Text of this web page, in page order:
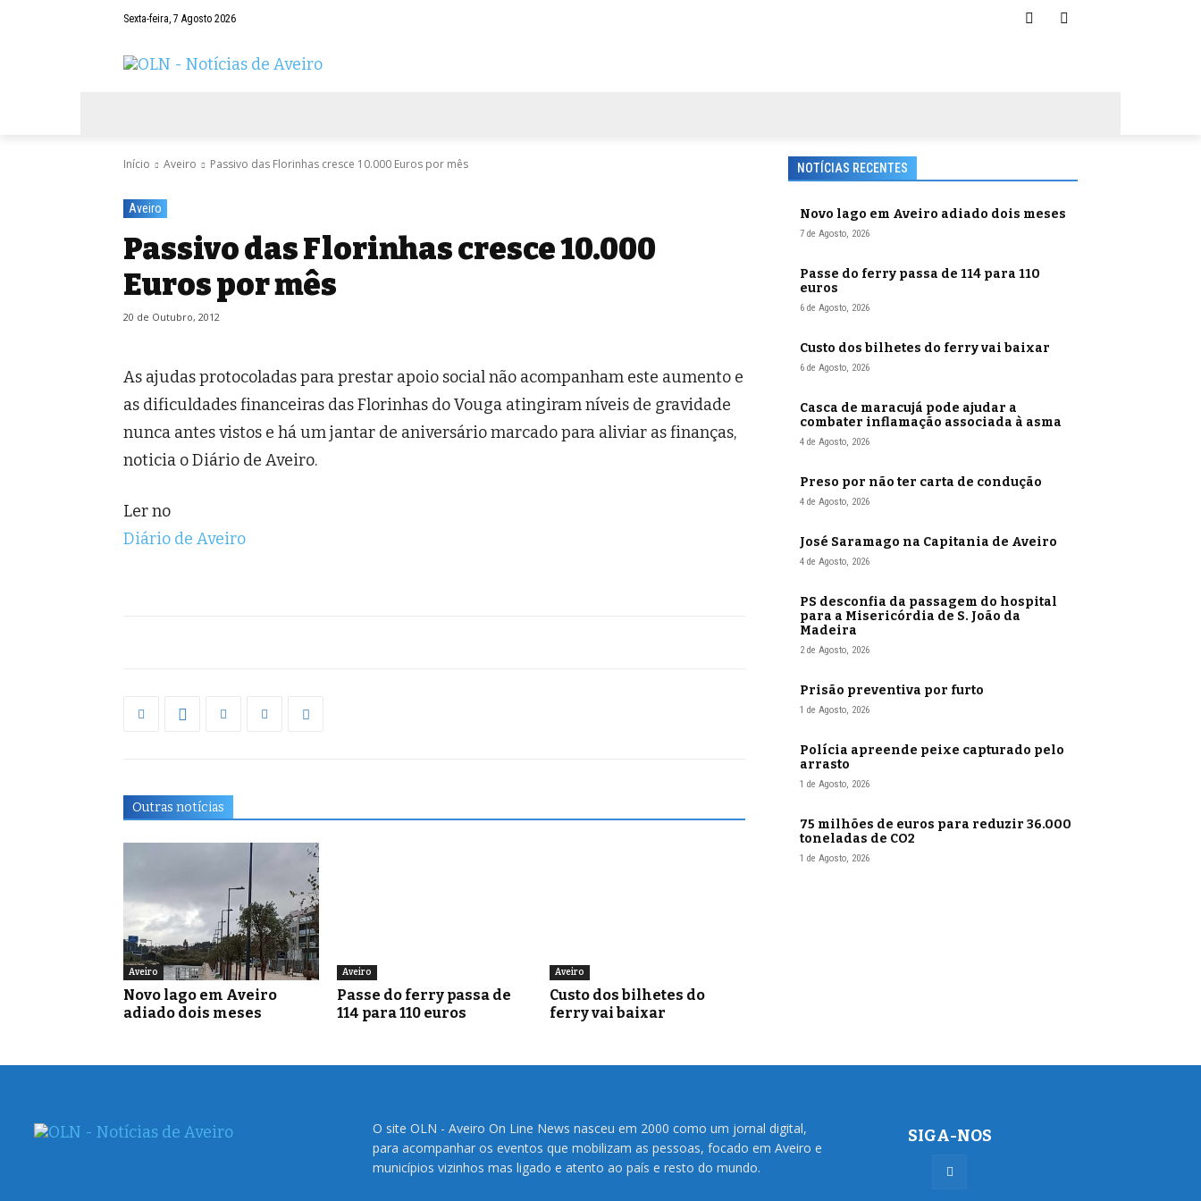
Sexta-feira, 7 Agosto 2026
Início Aveiro Passivo das Florinhas cresce 10.000 Euros por mês
Aveiro
Passivo das Florinhas cresce 10.000
Euros por mês
20 de Outubro, 2012
As ajudas protocoladas para prestar apoio social não acompanham este aumento e
as dificuldades financeiras das Florinhas do Vouga atingiram níveis de gravidade
nunca antes vistos e há um jantar de aniversário marcado para aliviar as finanças,
noticia o Diário de Aveiro.
Ler no
Diário de Aveiro
Outras notícias
Aveiro
Novo lago em Aveiro
adiado dois meses
Aveiro
Passe do ferry passa de
114 para 110 euros
Aveiro
Custo dos bilhetes do
ferry vai baixar
NOTÍCIAS RECENTES
Novo lago em Aveiro adiado dois meses
7 de Agosto, 2026
Passe do ferry passa de 114 para 110
euros
6 de Agosto, 2026
Custo dos bilhetes do ferry vai baixar
6 de Agosto, 2026
Casca de maracujá pode ajudar a
combater inflamação associada à asma
4 de Agosto, 2026
Preso por não ter carta de condução
4 de Agosto, 2026
José Saramago na Capitania de Aveiro
4 de Agosto, 2026
PS desconfia da passagem do hospital
para a Misericórdia de S. João da
Madeira
2 de Agosto, 2026
Prisão preventiva por furto
1 de Agosto, 2026
Polícia apreende peixe capturado pelo
arrasto
1 de Agosto, 2026
75 milhões de euros para reduzir 36.000
toneladas de CO2
1 de Agosto, 2026
O site OLN - Aveiro On Line News nasceu em 2000 como um jornal digital,
para acompanhar os eventos que mobilizam as pessoas, focado em Aveiro e
municípios vizinhos mas ligado e atento ao país e resto do mundo.
SIGA-NOS